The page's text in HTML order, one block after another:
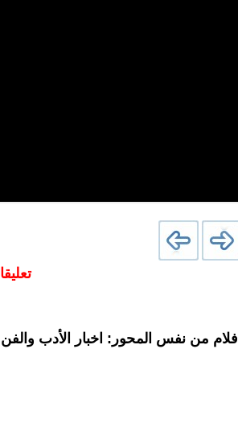
افلام من نفس المحور: اخبار الأدب والفن